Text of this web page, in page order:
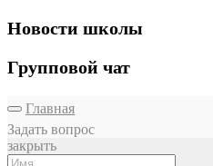
Новости школы
Групповой чат
Главная
Задать вопрос
закрыть